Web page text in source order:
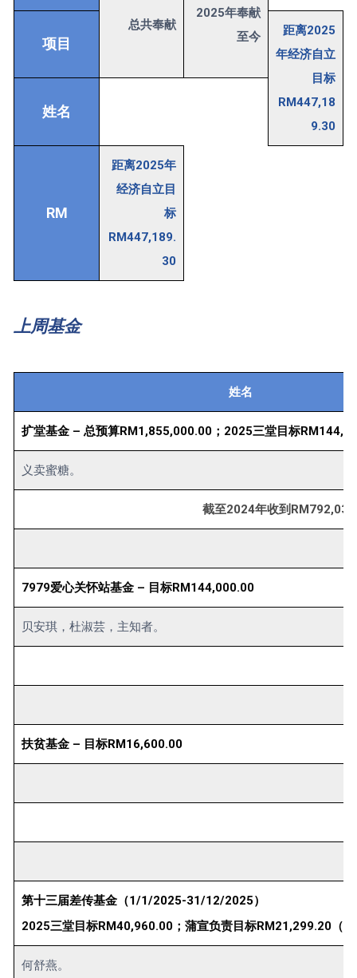
总共奉献
2025年奉献
至今
项目
距离2025
年经济自立
目标
RM447,18
9.30
姓名
RM
距离2025年
经济自立目
标
RM447,189.
30
上周基金
姓名
扩堂基金 – 总预算RM1,855,000.00；2025三堂目标
义卖蜜糖。
截至2024年收到
7979爱心关怀站基金 – 目标RM144,000.00
贝安琪，杜淑芸，主知者。
扶贫基金 – 目标RM16,600.00
第十三届差传基金（1/1/2025-31/12/2025）
2025三堂目标RM40,960.00；蒲宣负责目标RM21,299.20（
何舒燕。